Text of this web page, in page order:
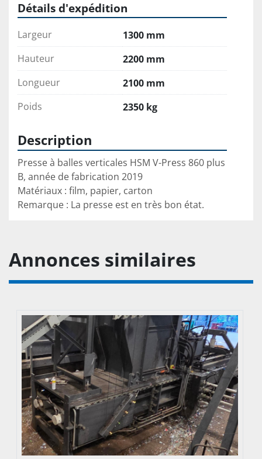
Détails d'expédition
Largeur
1300 mm
Hauteur
2200 mm
Longueur
2100 mm
Poids
2350 kg
Description
Presse à balles verticales HSM V-Press 860 plus
B, année de fabrication 2019
Matériaux : film, papier, carton
Remarque : La presse est en très bon état.
Annonces similaires